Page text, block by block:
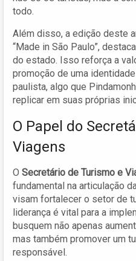
todo.
Além disso, a edição deste
“Made in São Paulo”,
do estado. Isso reforça a
promoção de uma
paulista, algo que
replicar em suas próprias
O Papel do
Viagens
O Secretário de Turismo e
fundamental na articulação
visam fortalecer o setor de
liderança é vital para a
busquem não apenas
mas também promover um
responsável.